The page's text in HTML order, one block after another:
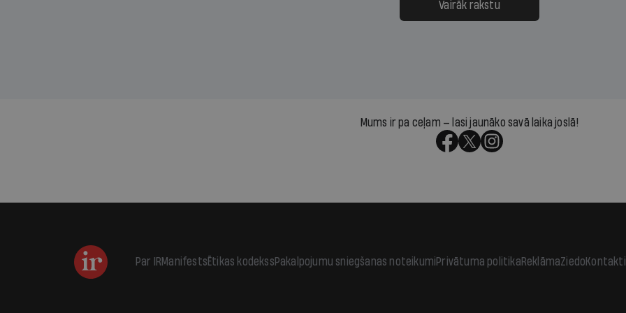
kas jāpārskaita jau trīs dienas
pirms nākamās sapulces
atbalsts un drosme
meteovērojumus arī tad,
Vairāk rakstu
Mums ir pa ceļam — lasi jaunāko savā laika joslā!
Par IRManifestsĒtikas kodekssPakalpojumu sniegšanas noteikumiPrivātuma politikaReklāmaZiedoKontakti